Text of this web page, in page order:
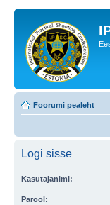
Foorumi pealeht
Logi sisse
Kasutajanimi:
Parool: